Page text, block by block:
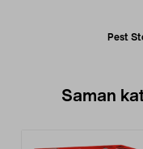
Pest
Saman